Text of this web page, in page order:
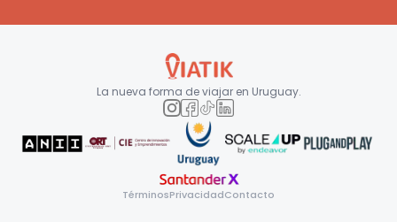
La nueva forma de viajar en Uruguay.
TérminosPrivacidadContacto